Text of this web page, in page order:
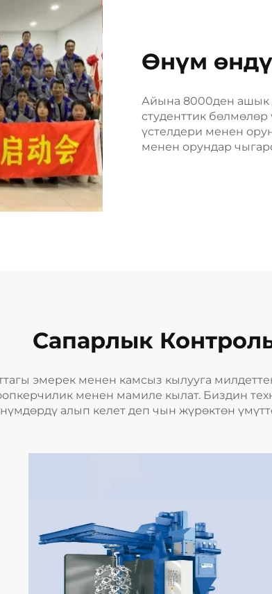
Өнүм
Айына 8000ден ашык
студенттик
үстелдери менен
менен орундар
Сапарлык
эмерек менен камсыз кылууга
менен мамиле кылат. Биздин
алып келет деп чын жүрөктөн